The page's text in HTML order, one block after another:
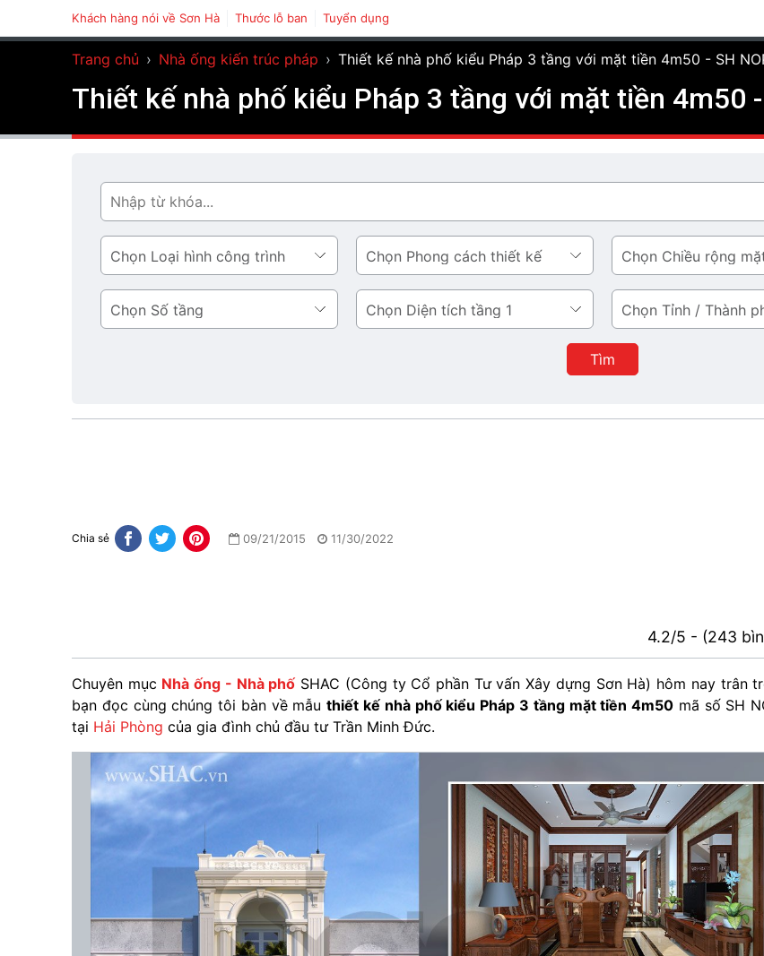
Khách hàng nói về Sơn Hà Thước lỗ ban Tuyển dụng
Trang chủ › Nhà ống kiến trúc pháp › Thiết kế nhà phố kiểu Pháp 3 tầng với mặt tiền 4m50 - SH
Thiết kế nhà phố kiểu Pháp 3 tầng với mặt tiền 4m50 -
Tìm
Loại
hình
công
trình
Phong
cách
thiết
kế
Chiều
rộng
mặt
tiền
Số
tầng
Diện
tích
Tỉnh
/
Thành
phố
Tìm
Chia sẻ 09/21/2015 11/30/2022
4.2/5 - (243
Chuyên mục Nhà ống - Nhà phốSHAC (Công ty Cổ phần Tư vấn Xây dựng Sơn Hà) hôm nay trân
bạn đọc cùng chúng tôi bàn về mẫuthiết kế nhà phố kiểu Pháp 3 tầng mặt tiền 4m50 mã số SH
tại Hải Phòng của gia đình chủ đầu tư Trần Minh Đức.